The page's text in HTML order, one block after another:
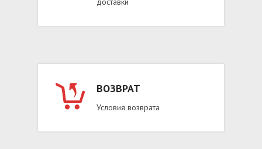
ВОЗВРАТ
Условия возврата